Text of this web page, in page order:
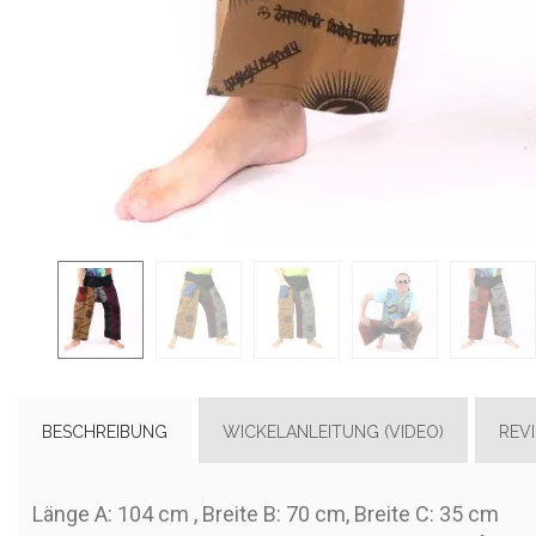
BESCHREIBUNG WICKELANLEITUNG (VIDEO)
Länge A: 104 cm , Breite B: 70 cm, Breite C: 35 cm